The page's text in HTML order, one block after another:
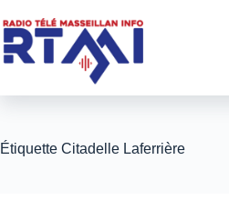
au
contenu
Étiquette Citadelle Laferrière